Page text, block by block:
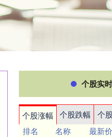
个股实
个股涨幅 个股跌幅 个
排名
名称 最新价